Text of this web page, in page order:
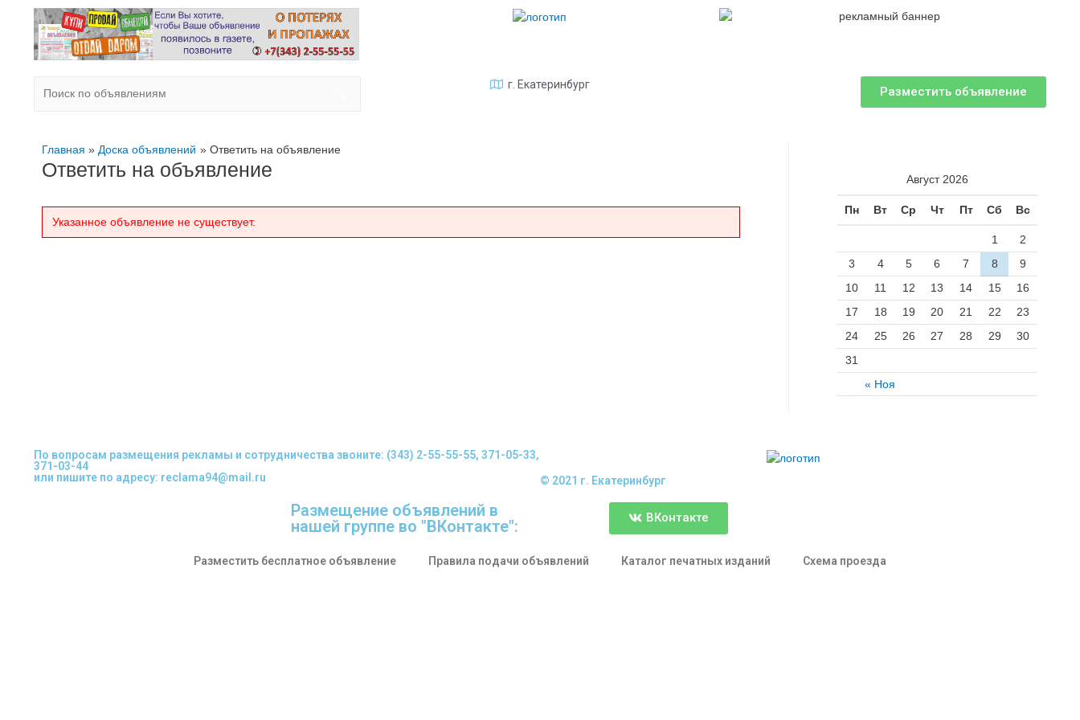
г. Екатеринбург Разместить объявление
Главная Доска объявлений Ответить на объявление
Ответить на объявление
Указанное объявление не существует.
Август 2026
Пн Вт Ср Чт Пт Сб Вс
« Ноя
1
2
3
4 5 6 7 8
9
10
11 12 13 14 15
16
17
18 19 20 21 22
23
24
25 26 27 28 29
30
31
По вопросам размещения рекламы и сотрудничества звоните: (343) 2-55-55-55, 371-05-33,
371-03-44
или пишите по адресу: reclama94@mail.ru
© 2021 г. Екатеринбург
Размещение объявлений в
нашей группе во "ВКонтакте":
ВКонтакте
Разместить бесплатное объявление Правила подачи объявлений Каталог печатных изданий Схема проезда